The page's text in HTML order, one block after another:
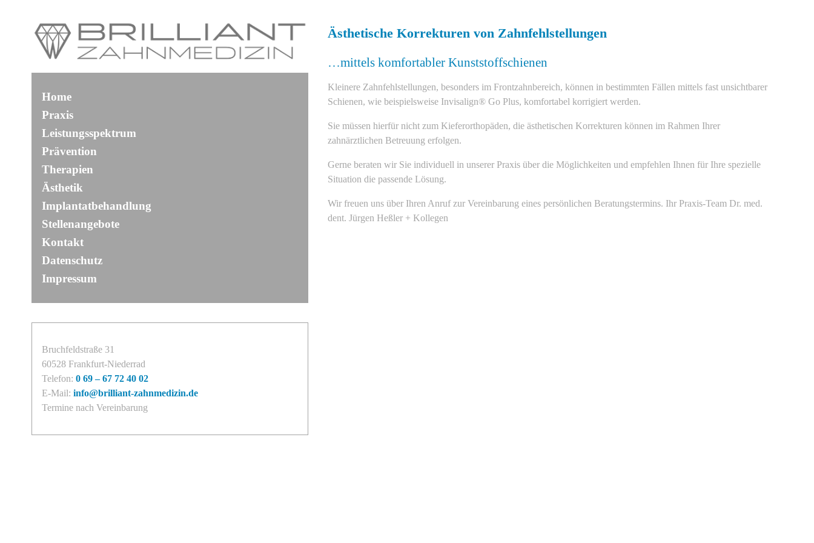
Home
Praxis
Leistungsspektrum
Prävention
Therapien
Ästhetik
Implantatbehandlung
Stellenangebote
Kontakt
Datenschutz
Impressum
Bruchfeldstraße 31
60528 Frankfurt-Niederrad
Telefon: 0 69 – 67 72 40 02
E-Mail: info@brilliant-zahnmedizin.de
Termine nach Vereinbarung
Ästhetische Korrekturen von Zahnfehlstellungen
…mittels komfortabler Kunststoffschienen
Kleinere Zahnfehlstellungen, besonders im Frontzahnbereich, können in bestimmten Fällen mittels fast unsichtbarer
Schienen, wie beispielsweise Invisalign® Go Plus, komfortabel korrigiert werden.
Sie müssen hierfür nicht zum Kieferorthopäden, die ästhetischen Korrekturen können im Rahmen Ihrer
zahnärztlichen Betreuung erfolgen.
Gerne beraten wir Sie individuell in unserer Praxis über die Möglichkeiten und empfehlen Ihnen für Ihre spezielle
Situation die passende Lösung.
Wir freuen uns über Ihren Anruf zur Vereinbarung eines persönlichen Beratungstermins. Ihr Praxis-Team Dr. med.
dent. Jürgen Heßler + Kollegen